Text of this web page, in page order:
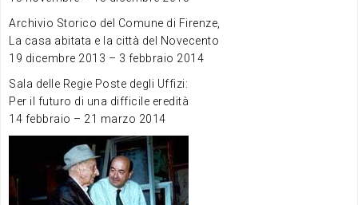
Archivio Storico del Comune di Firenze,
La casa abitata e la città del Novecento
19 dicembre 2013 – 3 febbraio 2014
Sala delle Regie Poste degli Uffizi:
Per il futuro di una difficile eredità
14 febbraio – 21 marzo 2014